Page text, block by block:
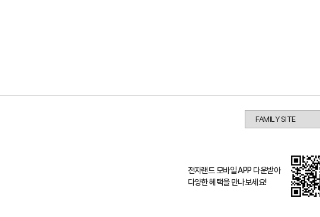
전자랜드 모바일 APP 다운받아
다양한 혜택을 만나보세요!